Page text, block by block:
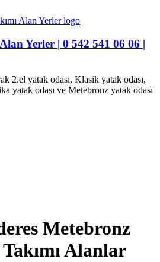
Yerler | 0 542 541 06 06 |
2.el yatak odası, Klasik yatak odası,
yatak odası ve Metebronz yatak odası
Metebronz
Alanlar